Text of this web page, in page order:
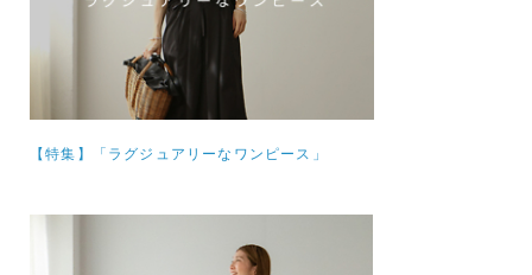
【特集】 「ラグジュアリーなワンピース」